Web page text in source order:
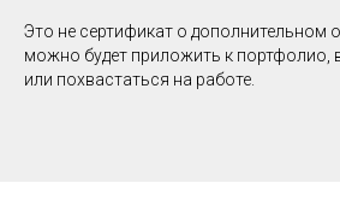
Это не сертификат о дополнительном
можно будет приложить к портфолио,
или похвастаться на работе.